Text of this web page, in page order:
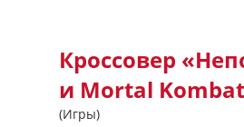
Кроссовер
и Mortal
(Игры)